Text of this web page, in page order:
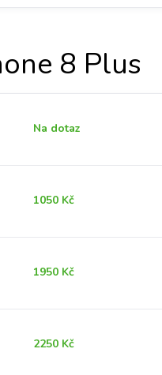
8 Plus
Na dotaz
1050 Kč
1950 Kč
2250 Kč